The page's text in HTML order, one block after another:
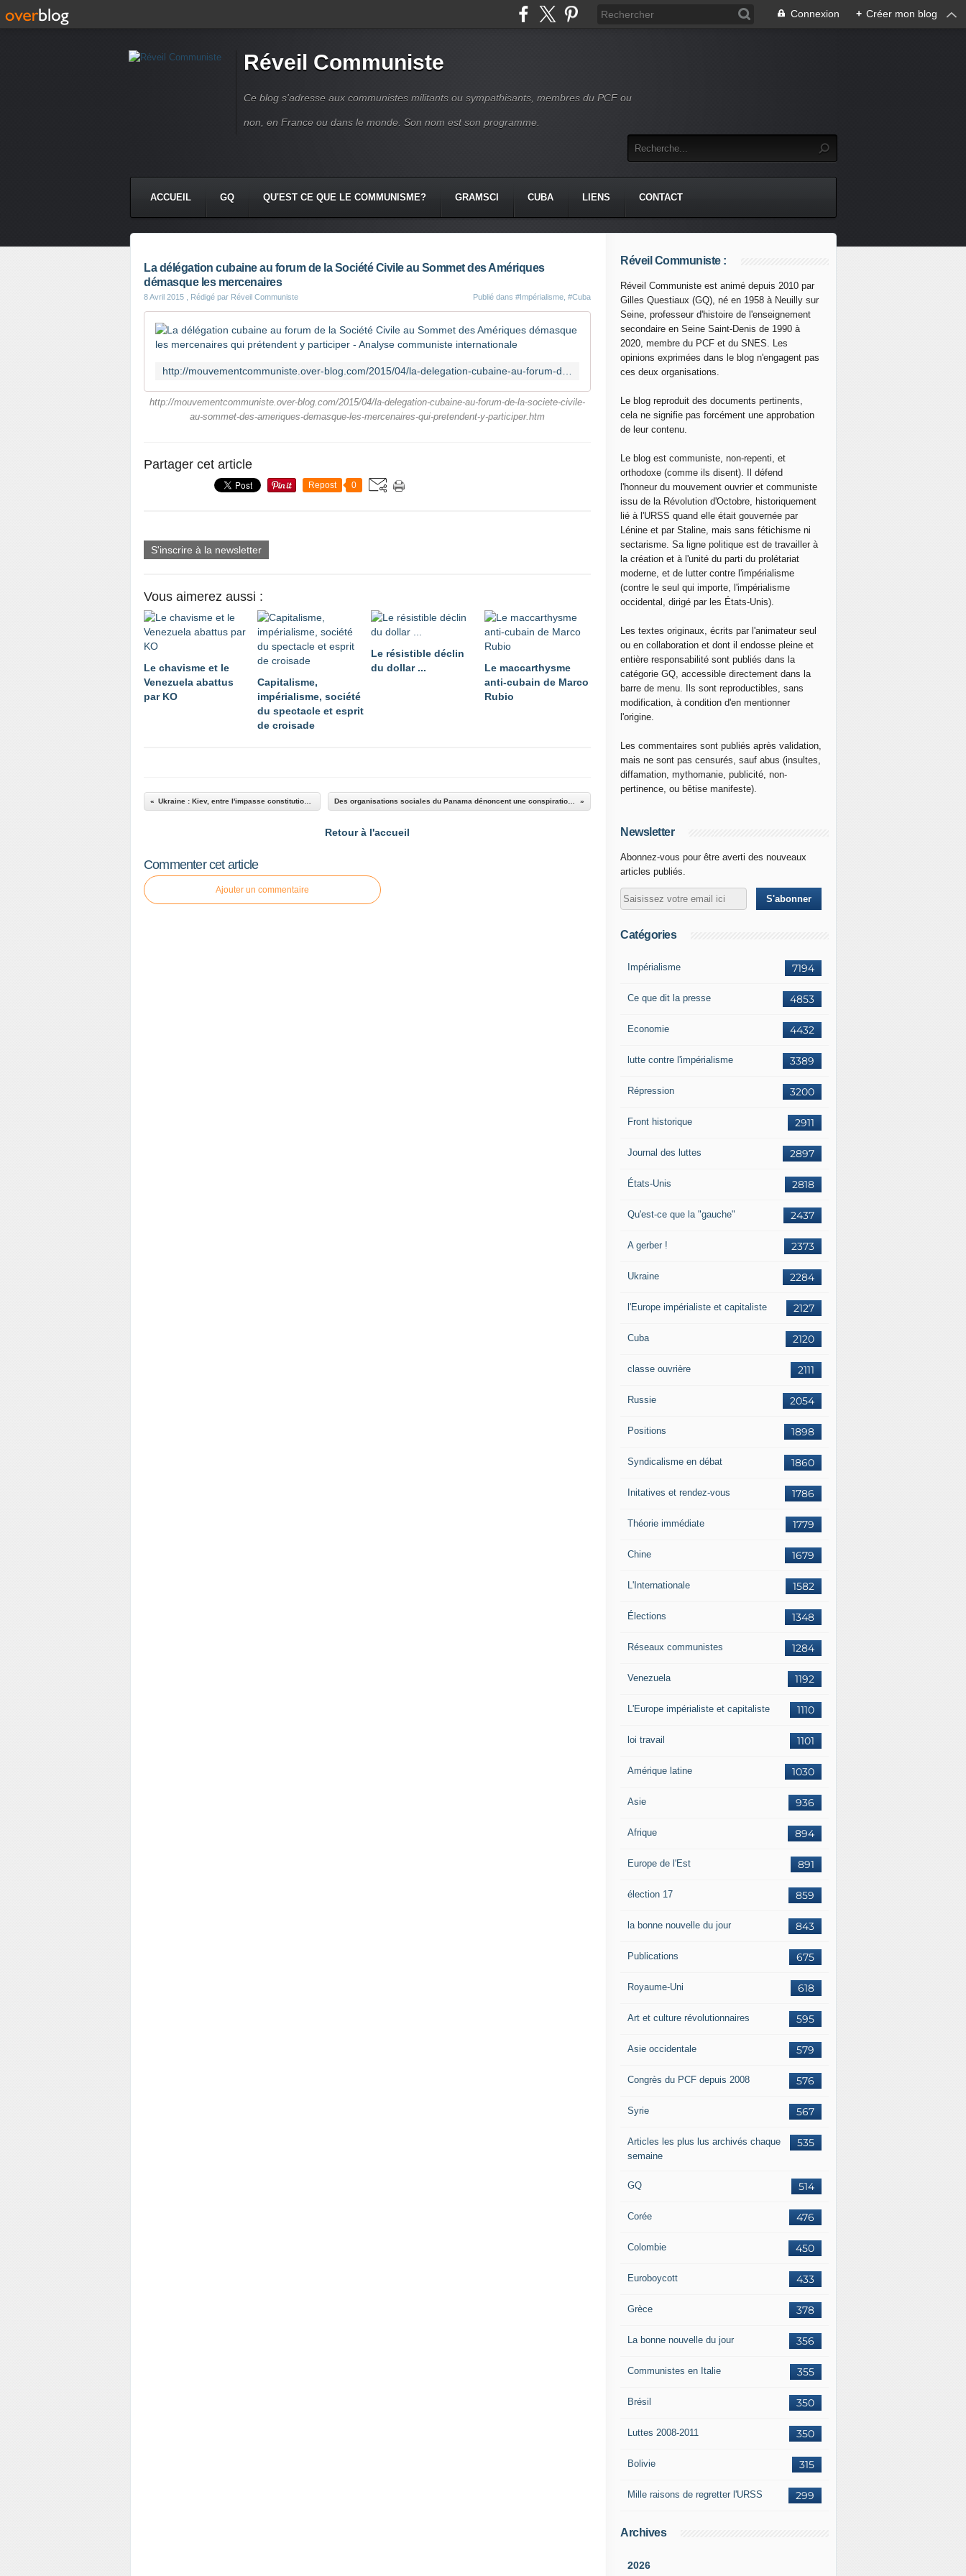
Connexion + Créer mon blog
Réveil Communiste
Ce blog s'adresse aux communistes militants ou sympathisants, membres du PCF ou
non, en France ou dans le monde. Son nom est son programme.
ACCUEIL GQ QU'EST CE QUE LE COMMUNISME? GRAMSCI CUBA LIENS CONTACT
La délégation cubaine au forum de la Société Civile au Sommet des Amériques
démasque les mercenaires
8 Avril 2015 , Rédigé par Réveil Communiste Publié dans #Impérialisme #Cuba
La délégation cubaine au forum de la Société Civile au Sommet
http://mouvementcommuniste.over-blog.com/2015/04/la-delegation-cubaine-au-forum-de-la-societe-civile-
au-sommet-des-ameriques-demasque-les-mercenaires-qui-pretendent-y-participer.htm
Partager cet article
Repost 0
S'inscrire à la newsletter
Vous aimerez aussi :
Le chavisme et le
Venezuela abattus
par KO
Capitalisme,
impérialisme, société
du spectacle et esprit
de croisade
Le résistible déclin
du dollar ...
Le maccarthysme
anti-cubain de Marco
Rubio
Retour à l'accueil
Commenter cet article
Ajouter un commentaire
Réveil Communiste :
Réveil Communiste est animé depuis 2010 par
Gilles Questiaux (GQ), né en 1958 à Neuilly sur
Seine, professeur d'histoire de l'enseignement
secondaire en Seine Saint-Denis de 1990 à
2020, membre du PCF et du SNES. Les
opinions exprimées dans le blog n'engagent pas
ces deux organisations.
Le blog reproduit des documents pertinents,
cela ne signifie pas forcément une approbation
de leur contenu.
Le blog est communiste, non-repenti, et
orthodoxe (comme ils disent). Il défend
l'honneur du mouvement ouvrier et communiste
issu de la Révolution d'Octobre, historiquement
lié à l'URSS quand elle était gouvernée par
Lénine et par Staline, mais sans fétichisme ni
sectarisme. Sa ligne politique est de travailler à
la création et à l'unité du parti du prolétariat
moderne, et de lutter contre l'impérialisme
(contre le seul qui importe, l'impérialisme
occidental, dirigé par les États-Unis).
Les textes originaux, écrits par l'animateur seul
ou en collaboration et dont il endosse pleine et
entière responsabilité sont publiés dans la
catégorie GQ, accessible directement dans la
barre de menu. Ils sont reproductibles, sans
modification, à condition d'en mentionner
l'origine.
Les commentaires sont publiés après validation,
mais ne sont pas censurés, sauf abus (insultes,
diffamation, mythomanie, publicité, non-
pertinence, ou bêtise manifeste).
Newsletter
Abonnez-vous pour être averti des nouveaux
articles publiés.
Catégories
7194
Impérialisme
4853
Ce que dit la presse
4432
Economie
3389
lutte contre l'impérialisme
3200
Répression
2911
Front historique
2897
Journal des luttes
2818
États-Unis
2437
Qu'est-ce que la "gauche"
2373
A gerber !
2284
Ukraine
2127
l'Europe impérialiste et capitaliste
2120
Cuba
2111
classe ouvrière
2054
Russie
1898
Positions
1860
Syndicalisme en débat
1786
Initatives et rendez-vous
1779
Théorie immédiate
1679
Chine
1582
L'Internationale
1348
Élections
1284
Réseaux communistes
1192
Venezuela
1110
L'Europe impérialiste et capitaliste
1101
loi travail
1030
Amérique latine
936
Asie
894
Afrique
891
Europe de l'Est
859
élection 17
843
la bonne nouvelle du jour
675
Publications
618
Royaume-Uni
595
Art et culture révolutionnaires
579
Asie occidentale
576
Congrès du PCF depuis 2008
567
Syrie
535
Articles les plus lus archivés chaque
semaine
514
GQ
476
Corée
450
Colombie
433
Euroboycott
378
Grèce
356
La bonne nouvelle du jour
355
Communistes en Italie
350
Brésil
350
Luttes 2008-2011
315
Bolivie
299
Mille raisons de regretter l'URSS
Archives
2026